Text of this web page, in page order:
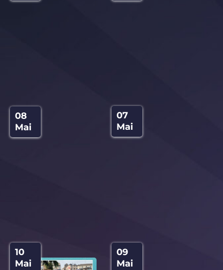
07
Mai
08
Mai
09
Mai
10
Mai